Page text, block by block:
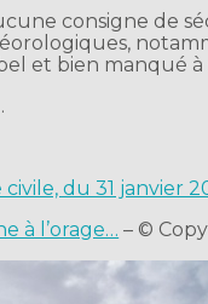
consigne de
et bien manqué
du 31 janvier
à l’orage… – ©